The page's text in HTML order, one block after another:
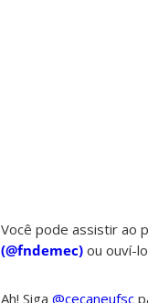
Você pode assistir ao
(@fndemec) ou ouví-
Ah! Siga @cecaneufsc